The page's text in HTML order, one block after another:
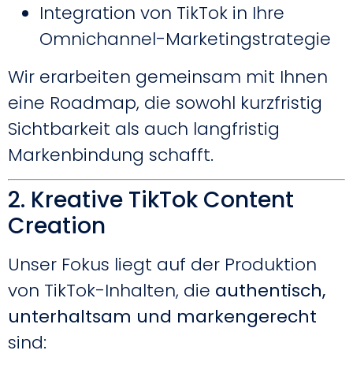
Integration von TikTok in Ihre
Omnichannel-Marketingstrategie
Wir erarbeiten gemeinsam mit Ihnen
eine Roadmap, die sowohl kurzfristig
Sichtbarkeit als auch langfristig
Markenbindung schafft.
2. Kreative TikTok Content
Creation
Unser Fokus liegt auf der Produktion
von TikTok-Inhalten, die authentisch,
unterhaltsam und markengerecht
sind: